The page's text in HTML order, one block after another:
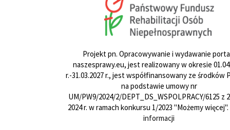
Projekt pn. Opracowywanie i wydawanie
naszesprawy.eu, jest realizowany w okresie
r.-31.03.2027 r., jest współfinansowany ze środków
na podstawie umowy nr
UM/PW9/2024/2/DEPT_DS_WSPOLPRACY/6125 z
2024 r. w ramach konkursu 1/2023 "Możemy więcej".
informacji